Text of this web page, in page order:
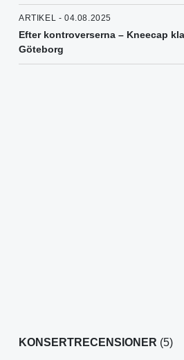
ARTIKEL - 04.08.2025
Efter kontroverserna – Kneecap
Göteborg
KONSERTRECENSIONER (5)